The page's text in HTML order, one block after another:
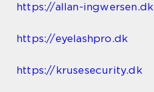
https://allan-ingwersen.dk
https://eyelashpro.dk
https://krusesecurity.dk